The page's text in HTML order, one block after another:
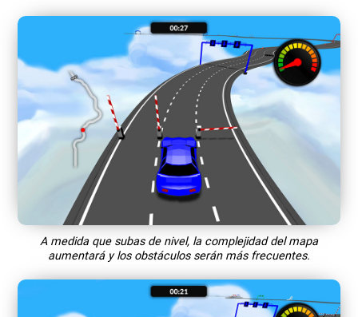
A medida que subas de nivel, la complejidad del mapa
aumentará y los obstáculos serán más frecuentes.